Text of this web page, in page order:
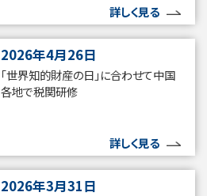
詳しく見る
2026年4月26日
「世界知的財産の日」に合わせて中国
各地で税関研修
詳しく見る
2026年3月31日